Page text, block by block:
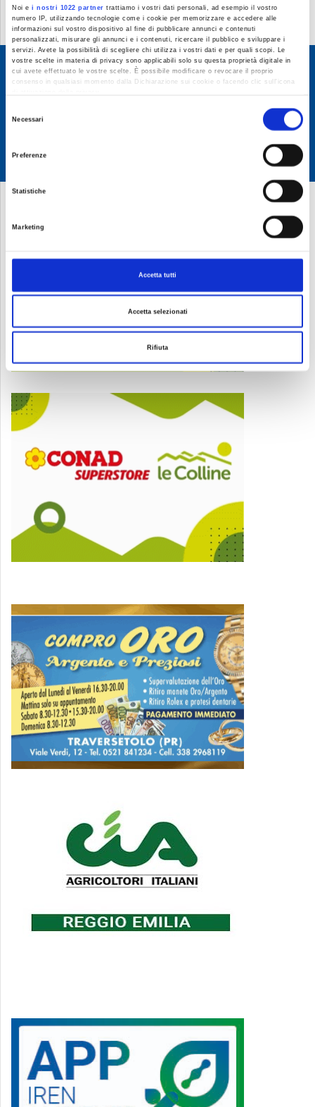
Noi ei nostri 1022 partner trattiamo i vostri dati personali, ad esempio il vostro
numero IP, utilizzando tecnologie come i cookie per memorizzare e accedere alle
informazioni sul vostro dispositivo al fine di pubblicare annunci e contenuti
personalizzati, misurare gli annunci e i contenuti, ricercare il pubblico e sviluppare i
servizi. Avete la possibilità di scegliere chi utilizza i vostri dati e per quali scopi. Le
vostre scelte in materia di privacy sono applicabili solo su questa proprietà digitale in
cui avete effettuato le vostre scelte. È possibile modificare o revocare il proprio
consenso in qualsiasi momento dalla Dichiarazione sui cookie o facendo clic sull'icona
raccogliere informazioni sulla tua posizione geografica, con un'approssimazione di
Identificare il tuo dispositivo, scansionandolo attivamente alla ricerca di
caratteristiche specifiche (impronte digitali).
. Puoi modificare o ritirare il tuo consenso in qualsiasi momento
dalla Dichiarazione sui cookie.
social media e per analizzare il nostro traffico. Condividiamo inoltre informazioni sul
modo in cui utilizza il nostro sito con i nostri partner che si occupano di analisi dei dati
Necessari
Preferenze
Statistiche
Marketing
Accetta tutti
Accetta selezionati
Rifiuta